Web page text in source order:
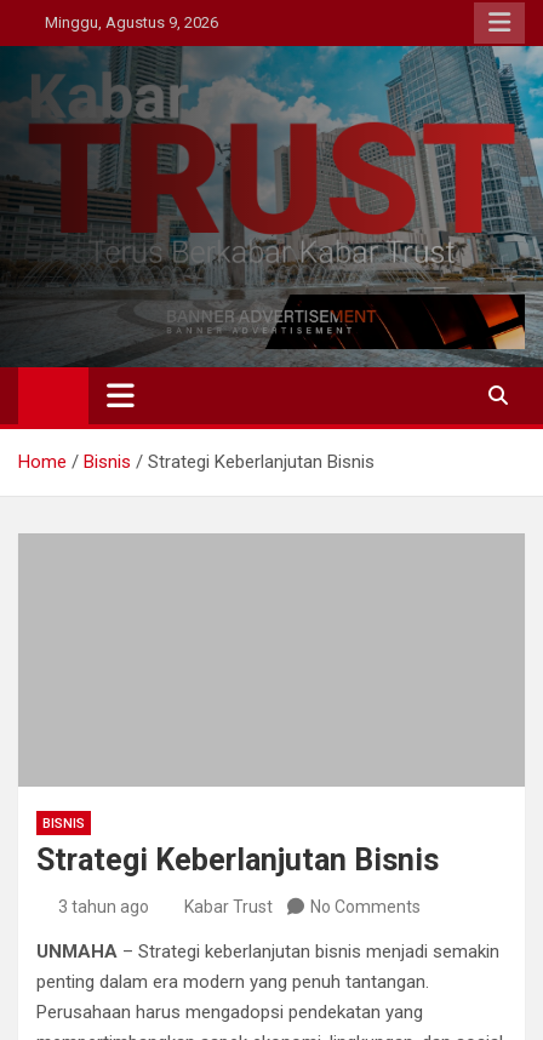
to
content
Minggu, Agustus 9, 2026
Kabar Trust
Terus Berkabar Kabar Trust
Home Bisnis Strategi Keberlanjutan Bisnis
BISNIS
Strategi Keberlanjutan Bisnis
3 tahun ago Kabar Trust No Comments
UNMAHA – Strategi keberlanjutan bisnis menjadi semakin
penting dalam era modern yang penuh tantangan.
Perusahaan harus mengadopsi pendekatan yang